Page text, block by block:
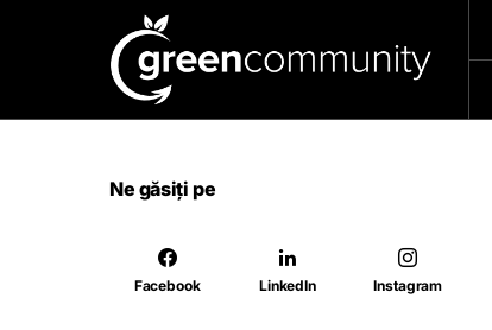
Ne găsiți pe
Facebook LinkedIn Instagram